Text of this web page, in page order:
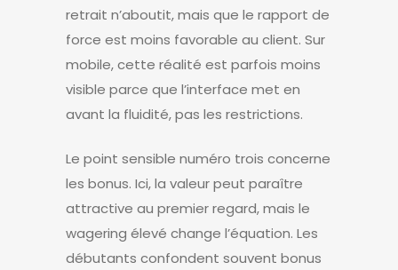
retrait n’aboutit, mais que le rapport de
force est moins favorable au client. Sur
mobile, cette réalité est parfois moins
visible parce que l’interface met en
avant la fluidité, pas les restrictions.
Le point sensible numéro trois concerne
les bonus. Ici, la valeur peut paraître
attractive au premier regard, mais le
wagering élevé change l’équation. Les
débutants confondent souvent bonus